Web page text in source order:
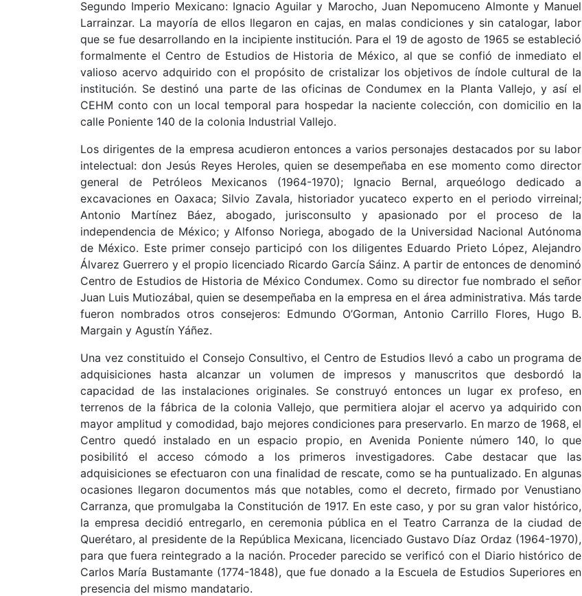
Segundo Imperio Mexicano: Ignacio Aguilar y Marocho, Juan Nepomuceno Almonte y Manuel
Larrainzar. La mayoría de ellos llegaron en cajas, en malas condiciones y sin catalogar, labor
que se fue desarrollando en la incipiente institución. Para el 19 de agosto de 1965 se estableció
formalmente el Centro de Estudios de Historia de México, al que se confió de inmediato el
valioso acervo adquirido con el propósito de cristalizar los objetivos de índole cultural de la
institución. Se destinó una parte de las oficinas de Condumex en la Planta Vallejo, y así el
CEHM conto con un local temporal para hospedar la naciente colección, con domicilio en la
calle Poniente 140 de la colonia Industrial Vallejo.
Los dirigentes de la empresa acudieron entonces a varios personajes destacados por su labor
intelectual: don Jesús Reyes Heroles, quien se desempeñaba en ese momento como director
general de Petróleos Mexicanos (1964-1970); Ignacio Bernal, arqueólogo dedicado a
excavaciones en Oaxaca; Silvio Zavala, historiador yucateco experto en el periodo virreinal;
Antonio Martínez Báez, abogado, jurisconsulto y apasionado por el proceso de la
independencia de México; y Alfonso Noriega, abogado de la Universidad Nacional Autónoma
de México. Este primer consejo participó con los diligentes Eduardo Prieto López, Alejandro
Álvarez Guerrero y el propio licenciado Ricardo García Sáinz. A partir de entonces de denominó
Centro de Estudios de Historia de México Condumex. Como su director fue nombrado el señor
Juan Luis Mutiozábal, quien se desempeñaba en la empresa en el área administrativa. Más tarde
fueron nombrados otros consejeros: Edmundo O’Gorman, Antonio Carrillo Flores, Hugo B.
Margain y Agustín Yáñez.
Una vez constituido el Consejo Consultivo, el Centro de Estudios llevó a cabo un programa de
adquisiciones hasta alcanzar un volumen de impresos y manuscritos que desbordó la
capacidad de las instalaciones originales. Se construyó entonces un lugar ex profeso, en
terrenos de la fábrica de la colonia Vallejo, que permitiera alojar el acervo ya adquirido con
mayor amplitud y comodidad, bajo mejores condiciones para preservarlo. En marzo de 1968, el
Centro quedó instalado en un espacio propio, en Avenida Poniente número 140, lo que
posibilitó el acceso cómodo a los primeros investigadores. Cabe destacar que las
adquisiciones se efectuaron con una finalidad de rescate, como se ha puntualizado. En algunas
ocasiones llegaron documentos más que notables, como el decreto, firmado por Venustiano
Carranza, que promulgaba la Constitución de 1917. En este caso, y por su gran valor histórico,
la empresa decidió entregarlo, en ceremonia pública en el Teatro Carranza de la ciudad de
Querétaro, al presidente de la República Mexicana, licenciado Gustavo Díaz Ordaz (1964-1970),
para que fuera reintegrado a la nación. Proceder parecido se verificó con el Diario histórico de
Carlos María Bustamante (1774-1848), que fue donado a la Escuela de Estudios Superiores en
presencia del mismo mandatario.